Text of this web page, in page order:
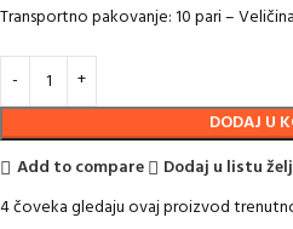
Transportno pakovanje: 10 pari –
DODAJ U
Add to compare
Dodaj u listu
4čoveka gledaju ovaj proizvod